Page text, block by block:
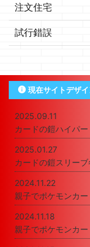
注文住宅
試行錯誤
現在サイトデザ
2025.09.11
カードの鎧ハイパ
2025.01.27
カードの鎧スリー
2024.11.22
親子でポケモンカ
2024.11.18
親子でポケモンカ